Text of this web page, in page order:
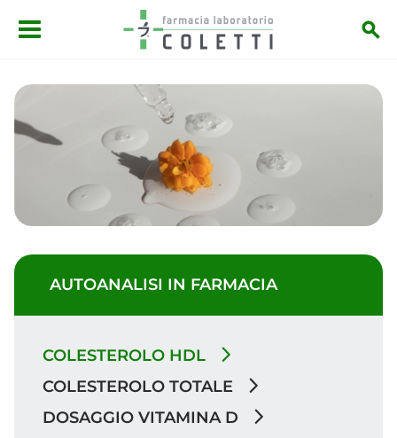
Salta al contenuto principale
AUTOANALISI IN FARMACIA
COLESTEROLO HDL
COLESTEROLO TOTALE
DOSAGGIO VITAMINA D